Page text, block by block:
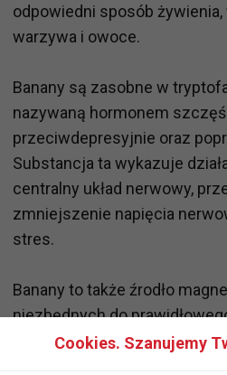
odpowiedni sposób
warzywa i owoce.
Banany są zasobne w
nazywaną hormonem
przeciwdepresyjnie oraz
Substancja ta wykazuje
centralny układ nerwowy,
zmniejszenie napięcia
stres.
Banany to także źrodło
niezbędnych do
impulsów nerwowych.
Cookies. Szanujemy